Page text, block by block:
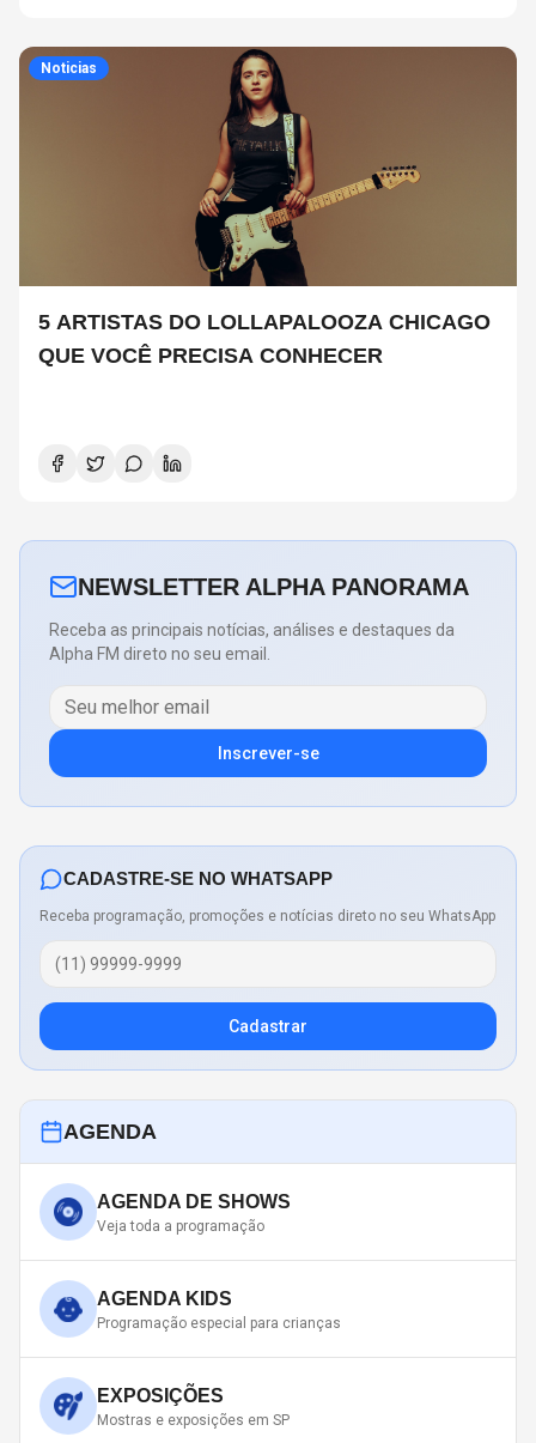
Noticias
5 ARTISTAS DO LOLLAPALOOZA CHICAGO
QUE VOCÊ PRECISA CONHECER
NEWSLETTER ALPHA PANORAMA
Receba as principais notícias, análises e destaques da
Alpha FM direto no seu email.
Inscrever-se
CADASTRE-SE NO WHATSAPP
Receba programação, promoções e notícias direto no seu WhatsApp
Cadastrar
AGENDA
AGENDA DE SHOWS
Veja toda a programação
AGENDA KIDS
Programação especial para crianças
EXPOSIÇÕES
Mostras e exposições em SP